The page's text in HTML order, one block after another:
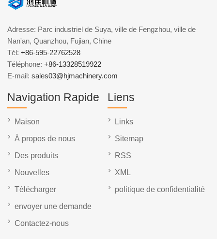
Adresse: Parc industriel de Suya, ville de Fengzhou, ville de
Nan'an, Quanzhou, Fujian, Chine
Tél: +86-595-22762528
Téléphone: +86-13328519922
E-mail: sales03@hjmachinery.com
Navigation Rapide
Maison
À propos de nous
Des produits
Nouvelles
Télécharger
envoyer une demande
Contactez-nous
Liens
Links
Sitemap
RSS
XML
politique de confidentialité